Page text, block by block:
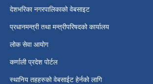
देशभरिका नगरपालिकाको वेबसाइट
प्रधानमन्त्री तथा मन्त्रीपरिषदको कार्यालय
लोक सेवा आयोग
कर्णाली प्रदेश पोर्टल
स्थानिय तहहरुको वेबसाईट हेर्नको लागि